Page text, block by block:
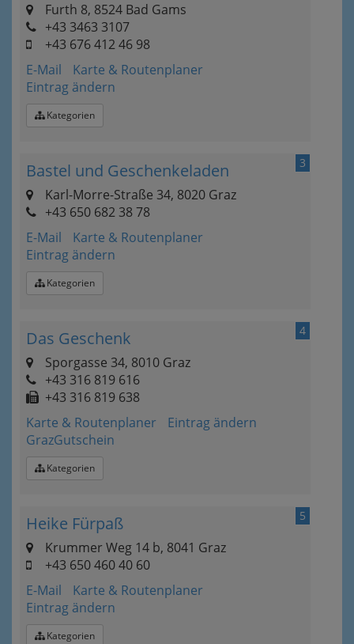
Furth 8, 8524 Bad Gams
+43 3463 3107
+43 676 412 46 98
E-Mail
Karte & Routenplaner
Eintrag ändern
Kategorien
3
Bastel und Geschenkeladen
Karl-Morre-Straße 34, 8020 Graz
+43 650 682 38 78
E-Mail
Karte & Routenplaner
Eintrag ändern
Kategorien
4
Das Geschenk
Sporgasse 34, 8010 Graz
+43 316 819 616
+43 316 819 638
Karte & Routenplaner
Eintrag ändern
GrazGutschein
Kategorien
5
Heike Fürpaß
Krummer Weg 14 b, 8041 Graz
+43 650 460 40 60
E-Mail
Karte & Routenplaner
Eintrag ändern
Kategorien